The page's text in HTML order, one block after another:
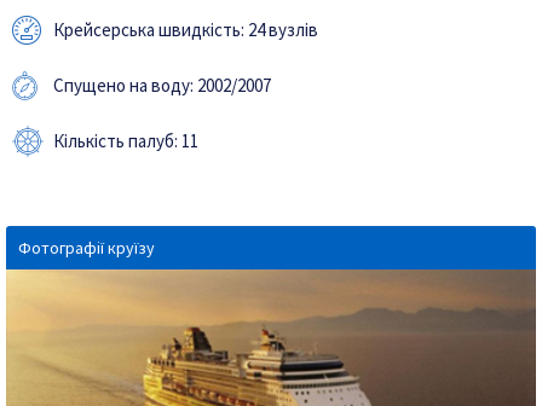
Крейсерська швидкість: 24 вузлів
Спущено на воду: 2002/2007
Кількість палуб: 11
Фотографії круїзу